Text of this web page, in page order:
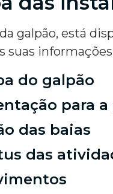
galpão, está
suas
do galpão
para
das baias
das